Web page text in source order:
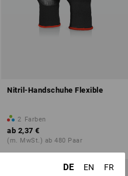
Nitril-Handschuhe Flexible
2 Farben
ab 2,37 €
(m. MwSt.) ab 480 Paar
DE EN
FR